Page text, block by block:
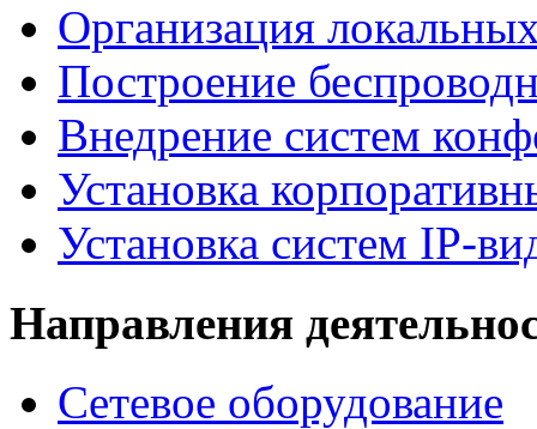
Организация
Построение
Внедрение систем
Установка
Установка систем IP-
Направления
Сетевое оборудование